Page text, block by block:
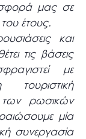
μας σε
έτους.
και
τις βάσεις
με
των ρωσικών
μία
συνεργασία